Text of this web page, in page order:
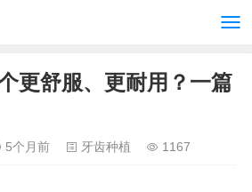
更舒服、更耐用？一篇
5个月前 牙齿种植 1167